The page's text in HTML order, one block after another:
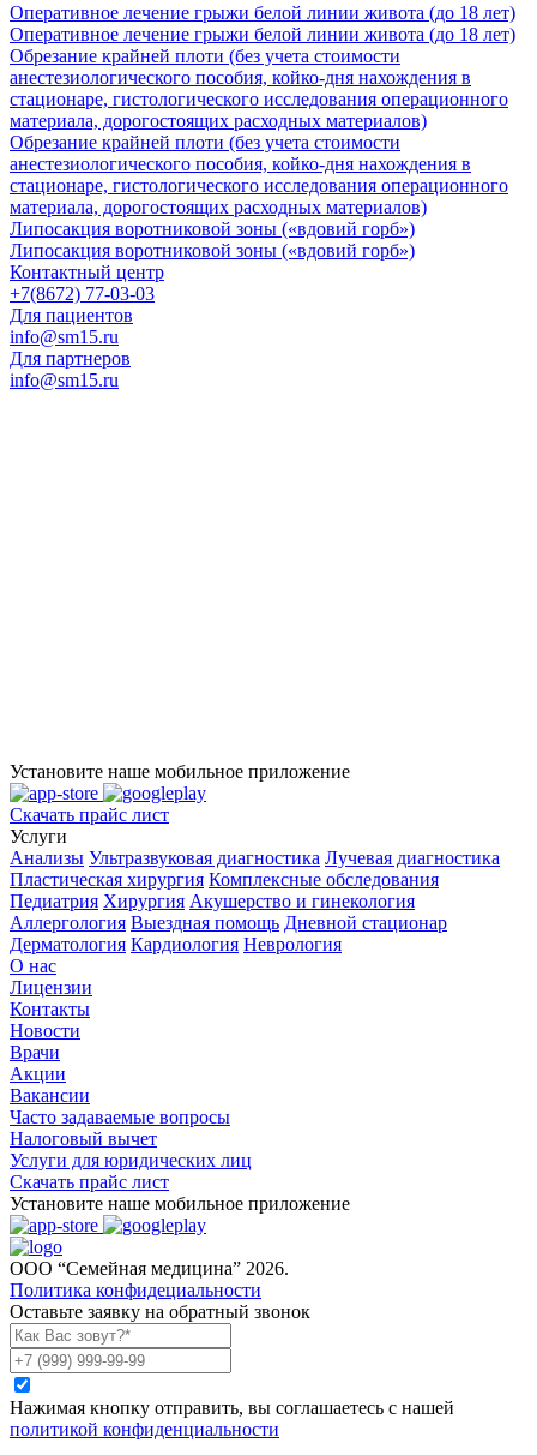
Оперативное лечение грыжи белой линии живота (до 18 лет)
Оперативное лечение грыжи белой линии живота (до 18 лет)
Обрезание крайней плоти (без учета стоимости
анестезиологического пособия, койко-дня нахождения в
стационаре, гистологического исследования операционного
материала, дорогостоящих расходных материалов)
Обрезание крайней плоти (без учета стоимости
анестезиологического пособия, койко-дня нахождения в
стационаре, гистологического исследования операционного
материала, дорогостоящих расходных материалов)
Липосакция воротниковой зоны («вдовий горб»)
Липосакция воротниковой зоны («вдовий горб»)
Контактный центр
+7(8672) 77-03-03
Для пациентов
info@sm15.ru
Для партнеров
info@sm15.ru
Установите наше мобильное приложение
Скачать прайс лист
Услуги
Анализы Ультразвуковая диагностика Лучевая диагностика
Пластическая хирургия Комплексные обследования
Педиатрия Хирургия Акушерство и гинекология
Аллергология Выездная помощь Дневной стационар
Дерматология Кардиология Неврология
О нас
Лицензии
Контакты
Новости
Врачи
Акции
Вакансии
Часто задаваемые вопросы
Налоговый вычет
Услуги для юридических лиц
Скачать прайс лист
Установите наше мобильное приложение
ООО “Семейная медицина” 2026.
Политика конфидециальности
Оставьте заявку на обратный звонок
Нажимая кнопку отправить, вы соглашаетесь с нашей
политикой конфиденциальности